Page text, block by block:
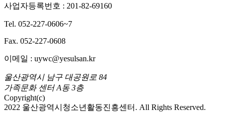
사업자등록번호 : 201-82-69160
Tel. 052-227-0606~7
Fax. 052-227-0608
이메일 : uywc@yesulsan.kr
울산광역시 남구 대공원로 84
가족문화 센터 A동 3층
Copyright(c)
2022 울산광역시청소년활동진흥센터. All Rights Reserved.